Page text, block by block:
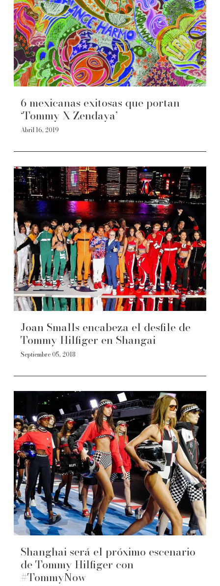
6 mexicanas exitosas que portan
‘Tommy X Zendaya’
Abril 16, 2019
Joan Smalls encabeza el desfile de
Tommy Hilfiger en Shangai
Septiembre 05, 2018
Shanghai será el próximo escenario
de Tommy Hilfiger con
#TommyNow